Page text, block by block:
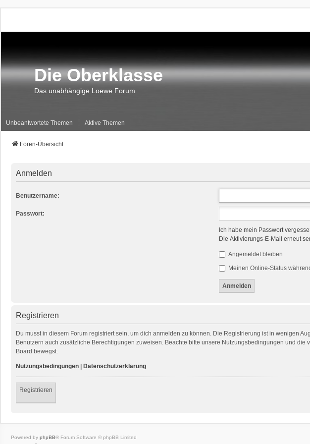
Die Oberklasse
Das unabhängige Loewe Forum
Unbeantwortete Themen Aktive Themen
Foren-Übersicht
Anmelden
Benutzername:
Passwort:
Ich habe mein Passwort
Die Aktivierungs-E-Mail erneut
Angemeldet bleiben
Meinen Online-Status
Registrieren
Du musst in diesem Forum registriert sein, um dich anmelden zu können. Die Registrierung ist in wenigen
Benutzern auch zusätzliche Berechtigungen zuweisen. Beachte bitte unsere Nutzungsbedingungen und
Board bewegst.
Nutzungsbedingungen Datenschutzerklärung
Registrieren
Powered by phpBB® Forum Software © phpBB Limited